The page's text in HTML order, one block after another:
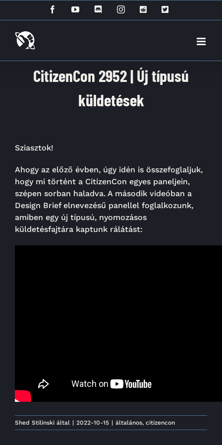
FacebookYouTube DiscordInstagramRedditX
CitizenCon 2952 | Új típusú
küldetések
Sziasztok!
Ahogy az előző évben, úgy idén is összefoglaljuk,
hogy mi történt a CitizenCon egyes paneljein,
szépen sorban haladva. A második videóban a
Design Brief elnevezésű panellel foglalkozunk,
amiben egy új típusú, nyomozásos
küldetésfajtára kaptunk rálátást:
Shed Stilinski által | 2022-10-15 | általános, citizencon